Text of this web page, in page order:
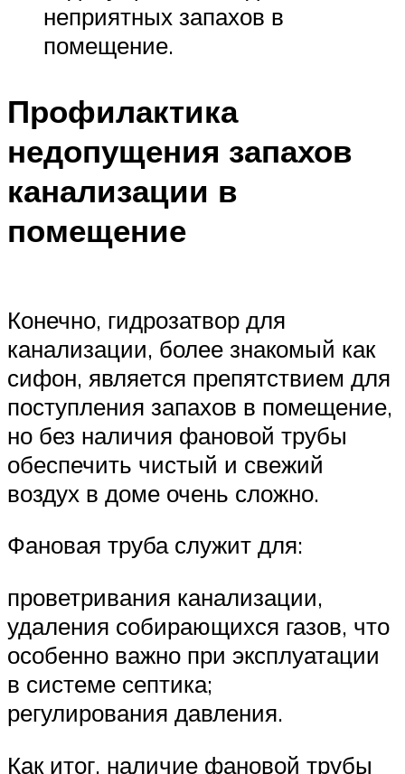
неприятных запахов в
помещение.
Профилактика
недопущения запахов
канализации в
помещение
Конечно, гидрозатвор для
канализации, более знакомый как
сифон, является препятствием для
поступления запахов в помещение,
но без наличия фановой трубы
обеспечить чистый и свежий
воздух в доме очень сложно.
Фановая труба служит для:
проветривания канализации,
удаления собирающихся газов, что
особенно важно при эксплуатации
в системе септика;
регулирования давления.
Как итог, наличие фановой трубы